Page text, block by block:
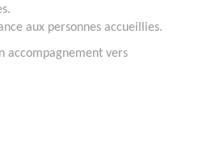
aux personnes accueillies.
accompagnement vers